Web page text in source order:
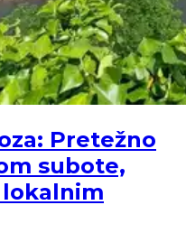
Pretežno
subote,